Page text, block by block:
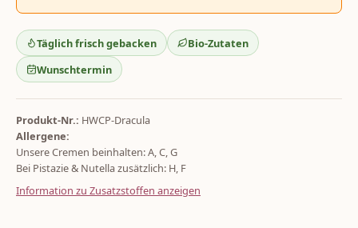
Täglich frisch gebacken
Bio-Zutaten
Wunschtermin
Produkt-Nr.: HWCP-Dracula
Allergene:
Unsere Cremen beinhalten: A, C, G
Bei Pistazie & Nutella zusätzlich: H, F
Information zu Zusatzstoffen anzeigen